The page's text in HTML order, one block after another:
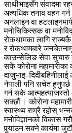
साथीभाइसँग संवादमा
अत्यधिक तनाव वहन
अनलाइन वा
मनोचिकित्सक वा
रोकथामका लागि
र रोकथामबारे
काउन्सेलिङ सेवा सुचारु
सके कोरोना
नेपाली पनि सचेत
गर्न सके आत्महत्याजस्तो
सक्छौं । कोरोना
स्वास्थ्य राम्रै रहोस्
मनोविज्ञानको विकास
पुर्‍याउन सक्ने कार्यमा